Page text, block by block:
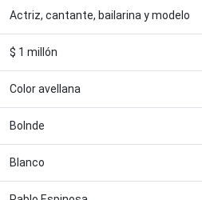
Actriz, cantante, bailarina y modelo
$ 1 millón
Color avellana
Bolnde
Blanco